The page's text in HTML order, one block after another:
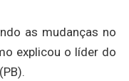
as mudanças no
explicou o líder do